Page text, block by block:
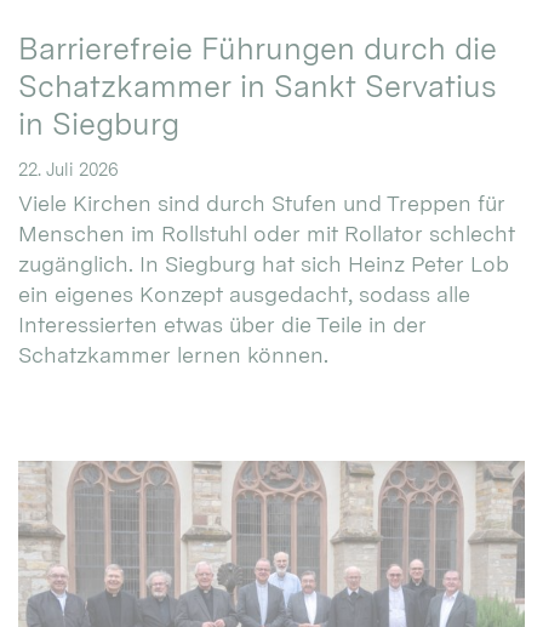
Barrierefreie Führungen durch die
Schatzkammer in Sankt Servatius
in Siegburg
22. Juli 2026
Viele Kirchen sind durch Stufen und Treppen für
Menschen im Rollstuhl oder mit Rollator schlecht
zugänglich. In Siegburg hat sich Heinz Peter Lob
ein eigenes Konzept ausgedacht, sodass alle
Interessierten etwas über die Teile in der
Schatzkammer lernen können.